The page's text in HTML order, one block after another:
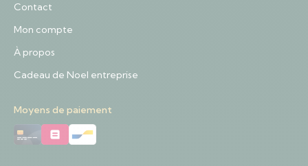
Contact
Mon compte
À propos
Cadeau de Noel entreprise
Moyens de paiement